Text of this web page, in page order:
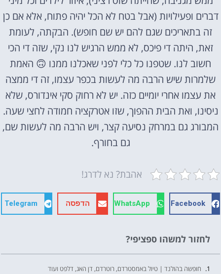
דברים ופעילויות (אבל בטח לא הכל יהיה פתוח, אלא אם כן
זה בתאריכים שגם להם יש שם חופש). הבקתה, לעומת
זאת, היתה די פיכס, לא ממש הרגיש לנו נקי, שזה די הכי
חשוב לנו. שטפנו כל כלי לפני שאכלנו ממנו 🙃 האמת
שלמרות שיש הרבה מה לעשות בכפר עצמו, זה די ממצה
את עצמו אחרי יומיים כזה. יש לא רחוק סקי אינדורס, שלא
ניסינו, ואת הבית ההפוך, שזו אטרקציה חמודה לחצי שעה.
המבורג גם במרחק נסיעה קצר, ויש הרבה מה לעשות שם,
גם בחורף.
אהבת? נא לדרג!
Facebook
WhatsApp הדפסה Telegram
לחזור למשהו ספציפי?
חופשה בהולנד | טיול באמסטרדם, רוטרדם, דן האג, דלפט ועוד